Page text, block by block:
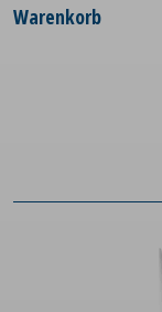
Warenkorb